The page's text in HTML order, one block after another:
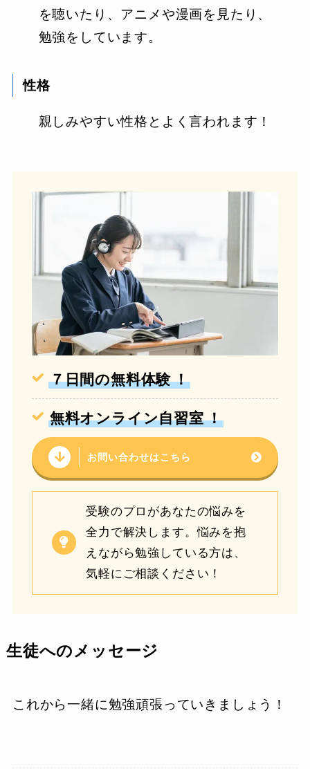
を聴いたり、アニメや漫画を見たり、
勉強をしています。
性格
親しみやすい性格とよく言われます！
７日間の無料体験！
無料オンライン自習室！
お問い合わせはこちら
受験のプロがあなたの悩みを
全力で解決します。悩みを抱
えながら勉強している方は、
気軽にご相談ください！
生徒へのメッセージ
これから一緒に勉強頑張っていきましょう！